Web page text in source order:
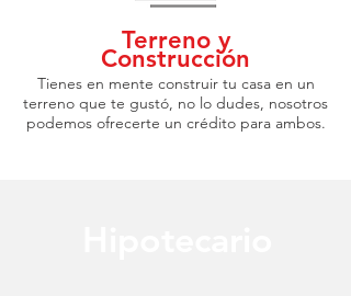
Terreno y
Construcción
Tienes en mente construir tu casa en un
terreno que te gustó, no lo dudes, nosotros
podemos ofrecerte un crédito para ambos.